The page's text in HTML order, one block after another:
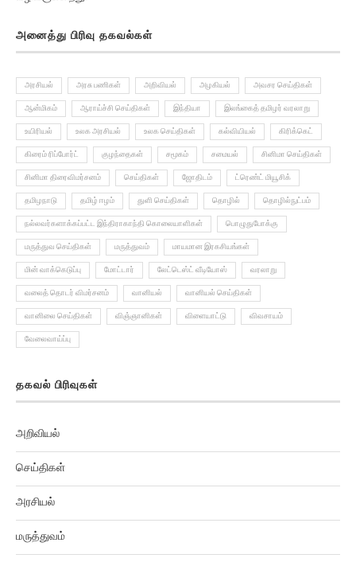
ஆன்மிகம் ஆராய்ச்சி செய்திகள் இந்தியா இலங்கைத் தமிழர் வரலாறு
உயிரியல் உலக அரசியல் உலக செய்திகள் கல்வியியல் கிரிக்கெட்
கிரைம் ரிப்போர்ட் குழந்தைகள் சமூகம் சமையல் சினிமா செய்திகள்
சினிமா திரைவிமர்சனம் செய்திகள் ஜோதிடம் ட்ரெண்ட் மியூசிக்
தமிழநாடு தமிழ் ஈழம் துளி செய்திகள் தொழில் தொழில்நுட்பம்
நல்லவர்களாக்கப்பட்ட இந்திராகாந்தி கொலையாளிகள் பொழுதுபோக்கு
மருத்துவ செய்திகள் மருத்துவம் மாயமான இரகசியங்கள்
மின் வாக்கெடுப்பு மோட்டார் லேட்டெஸ்ட் வீடியோஸ் வரலாறு
வலைத் தொடர் விமர்சனம் வானியல் வானியல் செய்திகள்
வானிலை செய்திகள் விஞ்ஞானிகள் விளையாட்டு விவசாயம்
வேலைவாய்ப்பு
செய்திகள்
அரசியல்
மருத்துவம்
வரலாறு